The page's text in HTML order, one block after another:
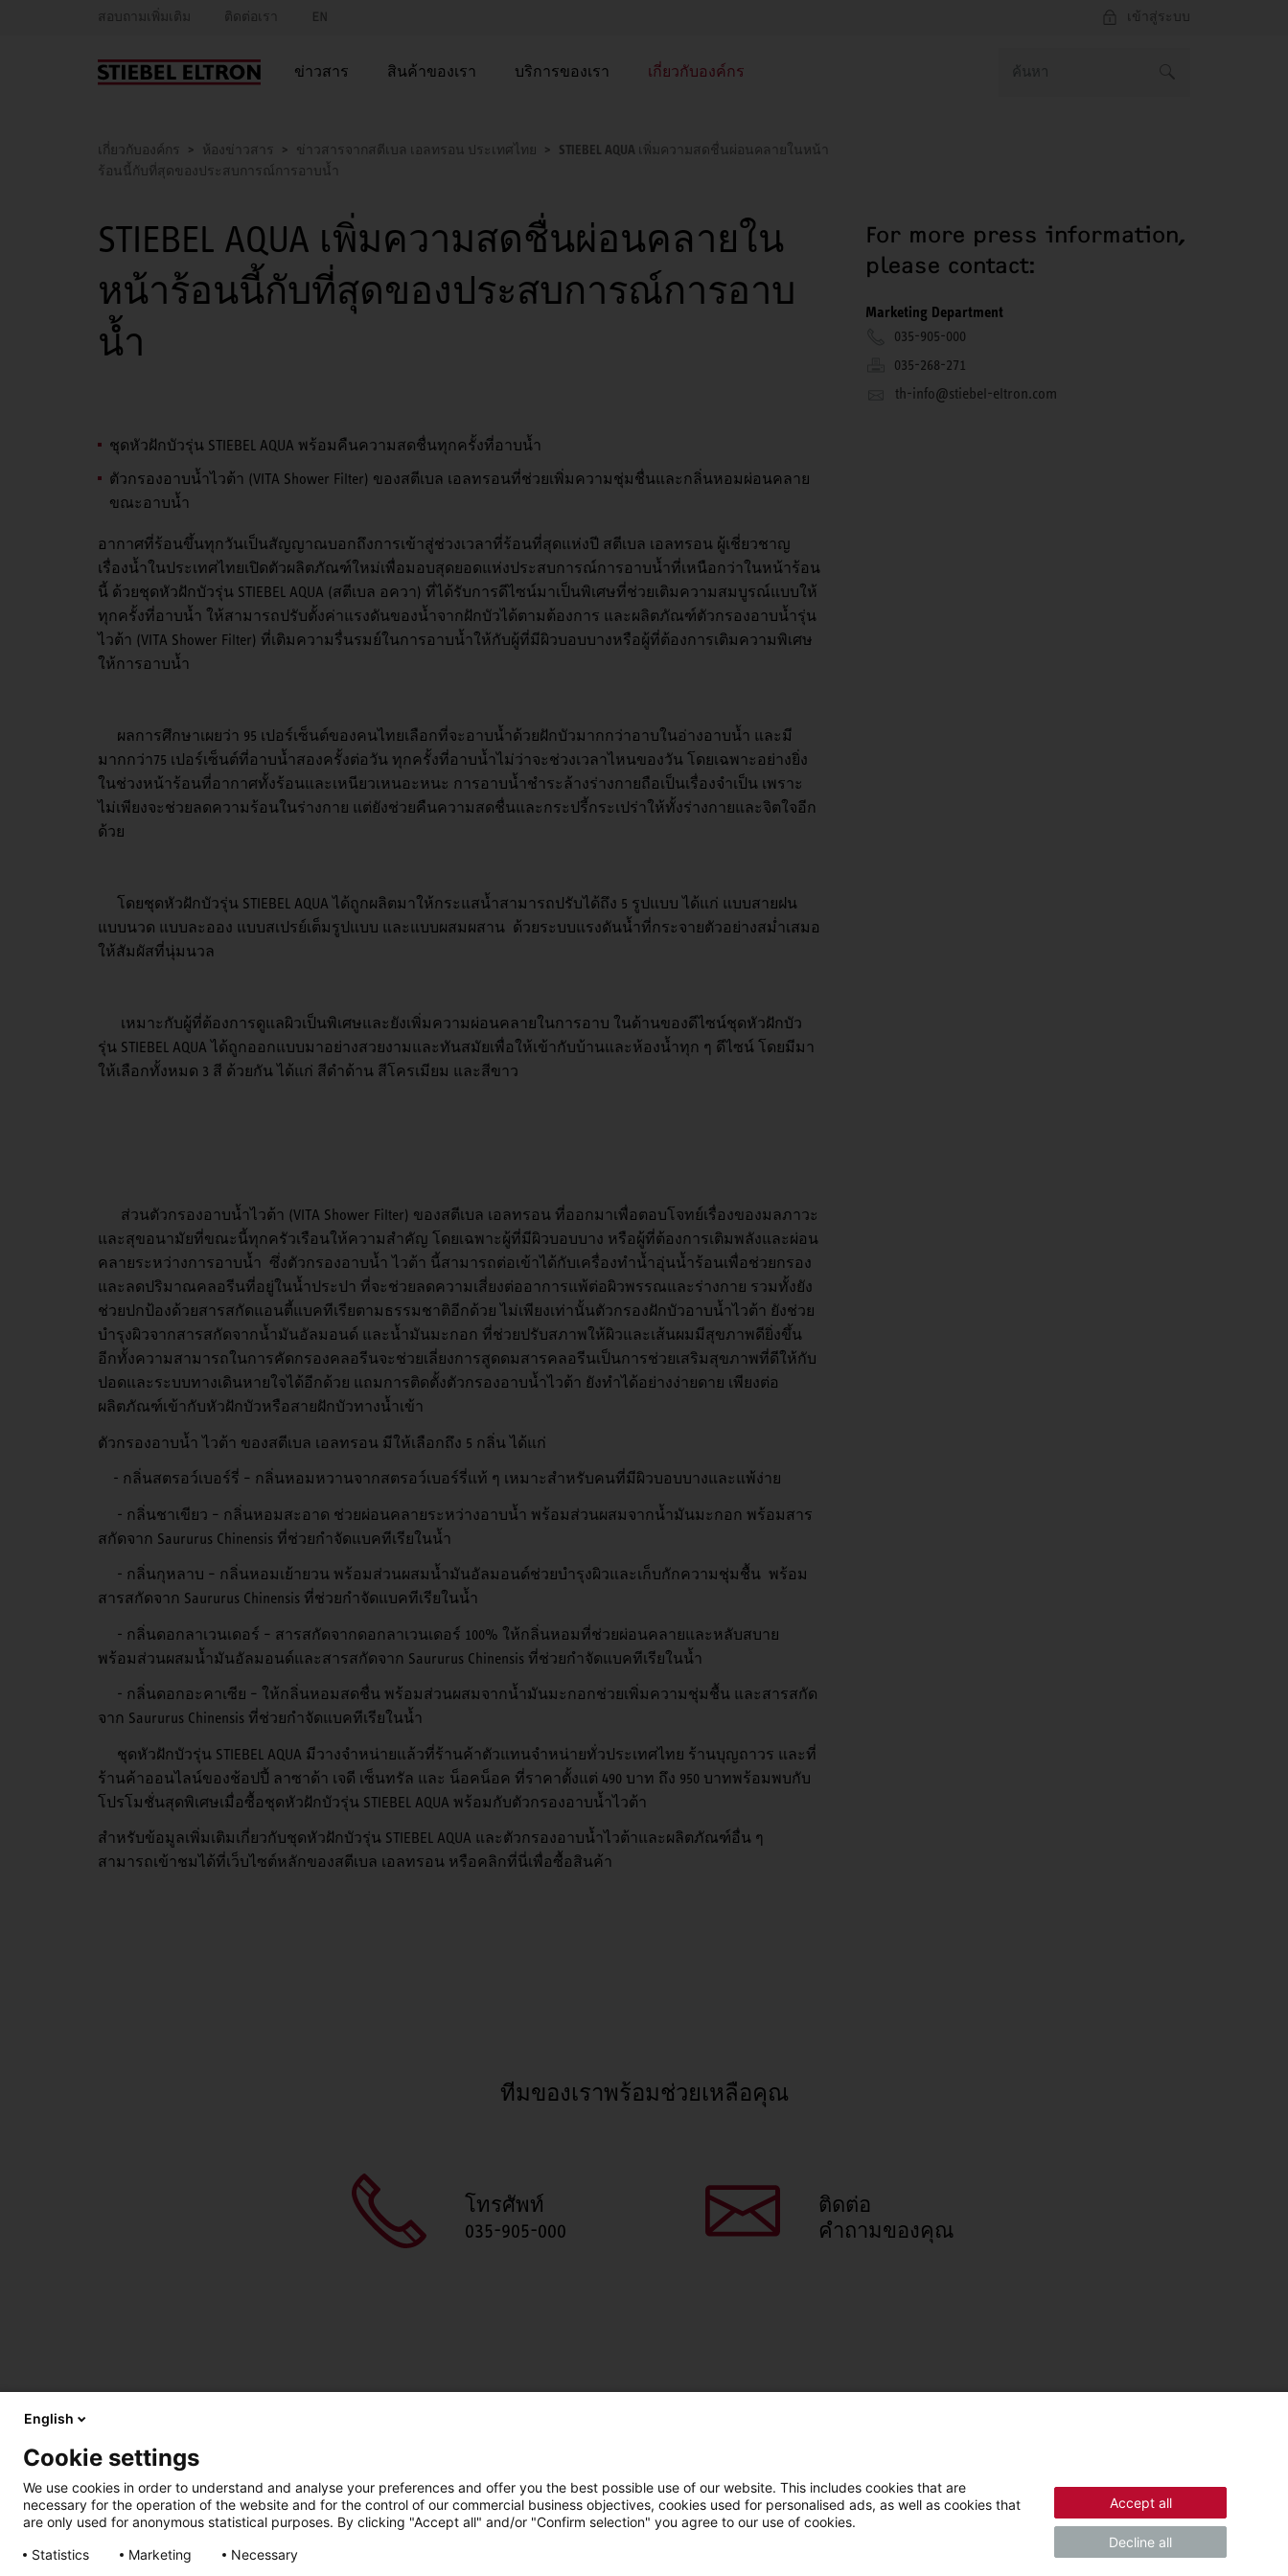
สอบถามเพิ่มเติม ติดต่อเรา EN เข้าสู่ระบบ
ข่าวสาร สินค้าของเรา บริการของเรา เกี่ยวกับองค์กร
เกี่ยวกับองค์กร ห้องข่าวสาร ข่าวสารจากสตีเบล เอลทรอน ประเทศไทย
STIEBEL AQUA เพิ่มความสดชื่นผ่อนคลายในหน้า
ร้อนนี้กับที่สุดของประสบการณ์การอาบน้ำ
STIEBEL AQUA เพิ่มความสดชื่นผ่อนคลายใน
หน้าร้อนนี้กับที่สุดของประสบการณ์การอาบ
น้ำ
ชุดหัวฝักบัวรุ่น STIEBEL AQUA พร้อมคืนความสดชื่นทุกครั้งที่อาบน้ำ
ตัวกรองอาบน้ำไวต้า (VITA Shower Filter) ของสตีเบล เอลทรอนที่ช่วยเพิ่มความชุ่มชื่นและกลิ่นหอมผ่อนคลาย
ขณะอาบน้ำ
อากาศที่ร้อนขึ้นทุกวันเป็นสัญญาณบอกถึงการเข้าสู่ช่วงเวลาที่ร้อนที่สุดแห่งปี สตีเบล เอลทรอน ผู้เชี่ยวชาญ
เรื่องน้ำในประเทศไทยเปิดตัวผลิตภัณฑ์ใหม่เพื่อมอบสุดยอดแห่งประสบการณ์การอาบน้ำที่เหนือกว่าในหน้าร้อน
นี้ ด้วยชุดหัวฝักบัวรุ่น STIEBEL AQUA (สตีเบล อควา) ที่ได้รับการดีไซน์มาเป็นพิเศษที่ช่วยเติมความสมบูรณ์แบบให้
ทุกครั้งที่อาบน้ำ ให้สามารถปรับตั้งค่าแรงดันของน้ำจากฝักบัวได้ตามต้องการ และผลิตภัณฑ์ตัวกรองอาบน้ำรุ่น
ไวต้า (VITA Shower Filter) ที่เติมความรื่นรมย์ในการอาบน้ำให้กับผู้ที่มีผิวบอบบางหรือผู้ที่ต้องการเติมความพิเศษ
ให้การอาบน้ำ
ผลการศึกษาเผยว่า 95 เปอร์เซ็นต์ของคนไทยเลือกที่จะอาบน้ำด้วยฝักบัวมากกว่าอาบในอ่างอาบน้ำ และมี
มากกว่า75 เปอร์เซ็นต์ที่อาบน้ำสองครั้งต่อวัน ทุกครั้งที่อาบน้ำไม่ว่าจะช่วงเวลาไหนของวัน โดยเฉพาะอย่างยิ่ง
ในช่วงหน้าร้อนที่อากาศทั้งร้อนและเหนียวเหนอะหนะ การอาบน้ำชำระล้างร่างกายถือเป็นเรื่องจำเป็น เพราะ
ไม่เพียงจะช่วยลดความร้อนในร่างกาย แต่ยังช่วยคืนความสดชื่นและกระปรี้กระเปร่าให้ทั้งร่างกายและจิตใจอีก
ด้วย
โดยชุดหัวฝักบัวรุ่น STIEBEL AQUA ได้ถูกผลิตมาให้กระแสน้ำสามารถปรับได้ถึง 5 รูปแบบ ได้แก่ แบบสายฝน
แบบนวด แบบละออง แบบสเปรย์เต็มรูปแบบ และแบบผสมผสาน ด้วยระบบแรงดันน้ำที่กระจายตัวอย่างสม่ำเสมอ
ให้สัมผัสที่นุ่มนวล
เหมาะกับผู้ที่ต้องการดูแลผิวเป็นพิเศษและยังเพิ่มความผ่อนคลายในการอาบ ในด้านของดีไซน์ชุดหัวฝักบัว
รุ่น STIEBEL AQUA ได้ถูกออกแบบมาอย่างสวยงามและทันสมัยเพื่อให้เข้ากับบ้านและห้องน้ำทุก ๆ ดีไซน์ โดยมีมา
ให้เลือกทั้งหมด 3 สี ด้วยกัน ได้แก่ สีดำด้าน สีโครเมียม และสีขาว
ส่วนตัวกรองอาบน้ำไวต้า (VITA Shower Filter) ของสตีเบล เอลทรอน ที่ออกมาเพื่อตอบโจทย์เรื่องของมลภาวะ
และสุขอนามัยที่ขณะนี้ทุกครัวเรือนให้ความสำคัญ โดยเฉพาะผู้ที่มีผิวบอบบาง หรือผู้ที่ต้องการเติมพลังและผ่อน
คลายระหว่างการอาบน้ำ ซึ่งตัวกรองอาบน้ำ ไวต้า นี้สามารถต่อเข้าได้กับเครื่องทำน้ำอุ่นน้ำร้อนเพื่อช่วยกรอง
และลดปริมาณคลอรีนที่อยู่ในน้ำประปา ที่จะช่วยลดความเสี่ยงต่ออาการแพ้ต่อผิวพรรณและร่างกาย รวมทั้งยัง
ช่วยปกป้องด้วยสารสกัดแอนตี้แบคทีเรียตามธรรมชาติอีกด้วย ไม่เพียงเท่านั้นตัวกรองฝักบัวอาบน้ำไวต้า ยังช่วย
บำรุงผิวจากสารสกัดจากน้ำมันอัลมอนด์ และน้ำมันมะกอก ที่ช่วยปรับสภาพให้ผิวและเส้นผมมีสุขภาพดียิ่งขึ้น
อีกทั้งความสามารถในการคัดกรองคลอรีนจะช่วยเลี่ยงการสูดดมสารคลอรีนเป็นการช่วยเสริมสุขภาพที่ดีให้กับ
ปอดและระบบทางเดินหายใจได้อีกด้วย แถมการติดตั้งตัวกรองอาบน้ำไวต้า ยังทำได้อย่างง่ายดาย เพียงต่อ
ผลิตภัณฑ์เข้ากับหัวฝักบัวหรือสายฝักบัวทางน้ำเข้า
ตัวกรองอาบน้ำ ไวต้า ของสตีเบล เอลทรอน มีให้เลือกถึง 5 กลิ่น ได้แก่
- กลิ่นสตรอว์เบอร์รี่ – กลิ่นหอมหวานจากสตรอว์เบอร์รี่แท้ ๆ เหมาะสำหรับคนที่มีผิวบอบบางและแพ้ง่าย
- กลิ่นชาเขียว – กลิ่นหอมสะอาด ช่วยผ่อนคลายระหว่างอาบน้ำ พร้อมส่วนผสมจากน้ำมันมะกอก พร้อมสาร
สกัดจาก Saururus Chinensis ที่ช่วยกำจัดแบคทีเรียในน้ำ
- กลิ่นกุหลาบ – กลิ่นหอมเย้ายวน พร้อมส่วนผสมน้ำมันอัลมอนด์ช่วยบำรุงผิวและเก็บกักความชุ่มชื้น พร้อม
สารสกัดจาก Saururus Chinensis ที่ช่วยกำจัดแบคทีเรียในน้ำ
- กลิ่นดอกลาเวนเดอร์ – สารสกัดจากดอกลาเวนเดอร์ 100% ให้กลิ่นหอมที่ช่วยผ่อนคลายและหลับสบาย
พร้อมส่วนผสมน้ำมันอัลมอนด์และสารสกัดจาก Saururus Chinensis ที่ช่วยกำจัดแบคทีเรียในน้ำ
- กลิ่นดอกอะคาเซีย – ให้กลิ่นหอมสดชื่น พร้อมส่วนผสมจากน้ำมันมะกอกช่วยเพิ่มความชุ่มชื้น และสารสกัด
จาก Saururus Chinensis ที่ช่วยกำจัดแบคทีเรียในน้ำ
ชุดหัวฝักบัวรุ่น STIEBEL AQUA มีวางจำหน่ายแล้วที่ร้านค้าตัวแทนจำหน่ายทั่วประเทศไทย ร้านบุญถาวร และที่
ร้านค้าออนไลน์ของช้อปปี้ ลาซาด้า เจดี เซ็นทรัล และ น็อคน็อค ที่ราคาตั้งแต่ 490 บาท ถึง 950 บาทพร้อมพบกับ
โปรโมชั่นสุดพิเศษเมื่อซื้อชุดหัวฝักบัวรุ่น STIEBEL AQUA พร้อมกับตัวกรองอาบน้ำไวต้า
สำหรับข้อมูลเพิ่มเติมเกี่ยวกับชุดหัวฝักบัวรุ่น STIEBEL AQUA และตัวกรองอาบน้ำไวต้าและผลิตภัณฑ์อื่น ๆ
สามารถเข้าชมได้ที่เว็บไซต์หลักของสตีเบล เอลทรอน หรือคลิกที่นี่เพื่อซื้อสินค้า
For more press information,
please contact:
Marketing Department
035-905-000
035-268-271
th-info@stiebel-eltron.com
ทีมของเราพร้อมช่วยเหลือคุณ
โทรศัพท์
035-905-000
ติดต่อ
คำถามของคุณ
Facebook X LinkedIn Line
English
Cookie settings
We use cookies in order to understand and analyse your preferences and offer you the best possible use of our website. This includes cookies that are
necessary for the operation of the website and for the control of our commercial business objectives, cookies used for personalised ads, as well as cookies that
are only used for anonymous statistical purposes. By clicking "Accept all" and/or "Confirm selection" you agree to our use of cookies.
Statistics
Marketing Necessary
Accept all
Decline all